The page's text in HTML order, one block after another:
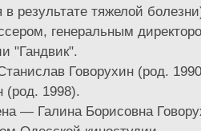
в результате тяжелой
генеральным
"Гандвик".
Говорухин (род.
(род. 1998).
— Галина Борисовна